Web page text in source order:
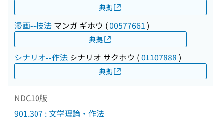
典拠
漫画--技法 マンガ ギホウ (00577661 )
典拠
シナリオ--作法 シナリオ サクホウ (01107888 )
典拠
NDC10版
901.307 : 文学理論・作法